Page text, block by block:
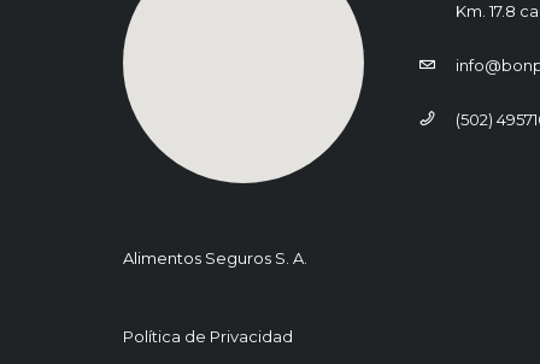
Km. 17.8
(502)
Alimentos Seguros S. A.
Política de Privacidad